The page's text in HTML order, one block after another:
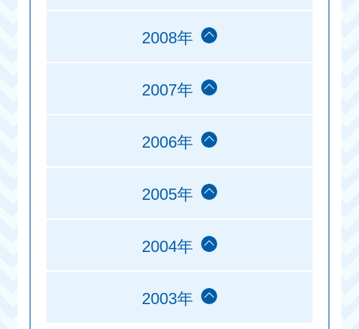
2008年
2007年
2006年
2005年
2004年
2003年